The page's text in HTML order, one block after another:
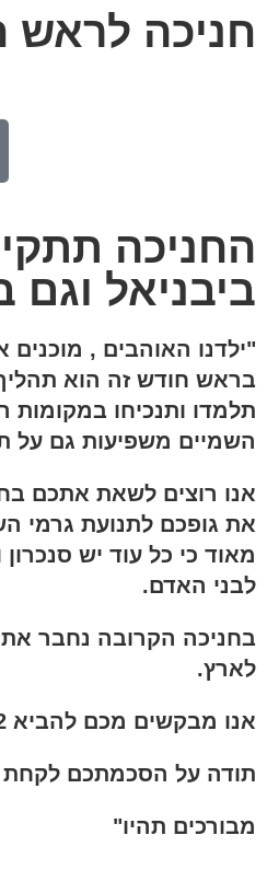
חניכה לראש
ביבניאל
"ילדנו האוהבים ,
בראש חודש זה הוא
תלמדו ותנכיחו
השמיים משפיעות גם על
אנו רוצים לשאת אתכם
את גופכם לתנועת גרמי
מאוד כי כל עוד יש
לבני האדם.
בחניכה הקרובה נחבר
לארץ.
אנו מבקשים מכם להביא 2 אבנים, אין זה משנה אילו אבנים הן יהיו, האחת תשאר אצלכם והשנייה תשאר באדמה.
תודה על הסכמתכם לקחת
מבורכים תהיו"